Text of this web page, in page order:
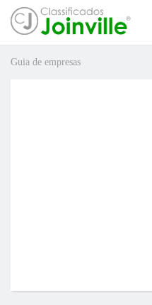
Guia de empresas
GRÁTIS